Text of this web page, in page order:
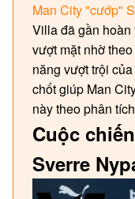
Man City "cướp"
Villa đã gần hoàn
vượt mặt nhờ
năng vượt trội
chốt giúp Man
này theo phân
Cuộc
Sverre